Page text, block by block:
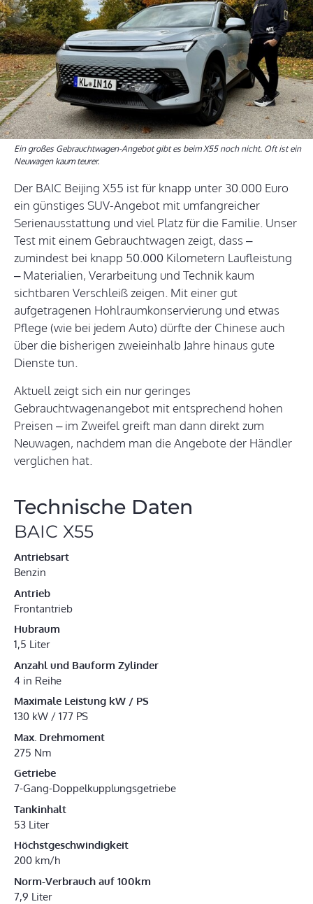
Ein großes Gebrauchtwagen-Angebot gibt es beim X55 noch nicht. Oft ist ein
Neuwagen kaum teurer.
Der BAIC Beijing X55 ist für knapp unter 30.000 Euro
ein günstiges SUV-Angebot mit umfangreicher
Serienausstattung und viel Platz für die Familie. Unser
Test mit einem Gebrauchtwagen zeigt, dass –
zumindest bei knapp 50.000 Kilometern Laufleistung
– Materialien, Verarbeitung und Technik kaum
sichtbaren Verschleiß zeigen. Mit einer gut
aufgetragenen Hohlraumkonservierung und etwas
Pflege (wie bei jedem Auto) dürfte der Chinese auch
über die bisherigen zweieinhalb Jahre hinaus gute
Dienste tun.
Aktuell zeigt sich ein nur geringes
Gebrauchtwagenangebot mit entsprechend hohen
Preisen – im Zweifel greift man dann direkt zum
Neuwagen, nachdem man die Angebote der Händler
verglichen hat.
Technische Daten
BAIC X55
Antriebsart
Benzin
Antrieb
Frontantrieb
Hubraum
1,5 Liter
Anzahl und Bauform Zylinder
4 in Reihe
Maximale Leistung kW / PS
130 kW / 177 PS
Max. Drehmoment
275 Nm
Getriebe
7-Gang-Doppelkupplungsgetriebe
Tankinhalt
53 Liter
Höchstgeschwindigkeit
200 km/h
Norm-Verbrauch auf 100km
7,9 Liter